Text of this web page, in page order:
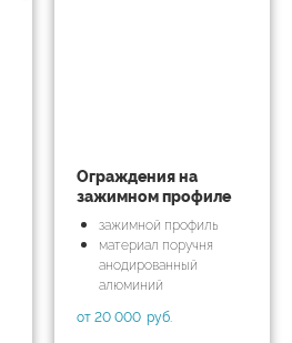
Ограждения на
зажимном профиле
зажимной профиль
материал поручня
анодированный
алюминий
от 20 000 руб.